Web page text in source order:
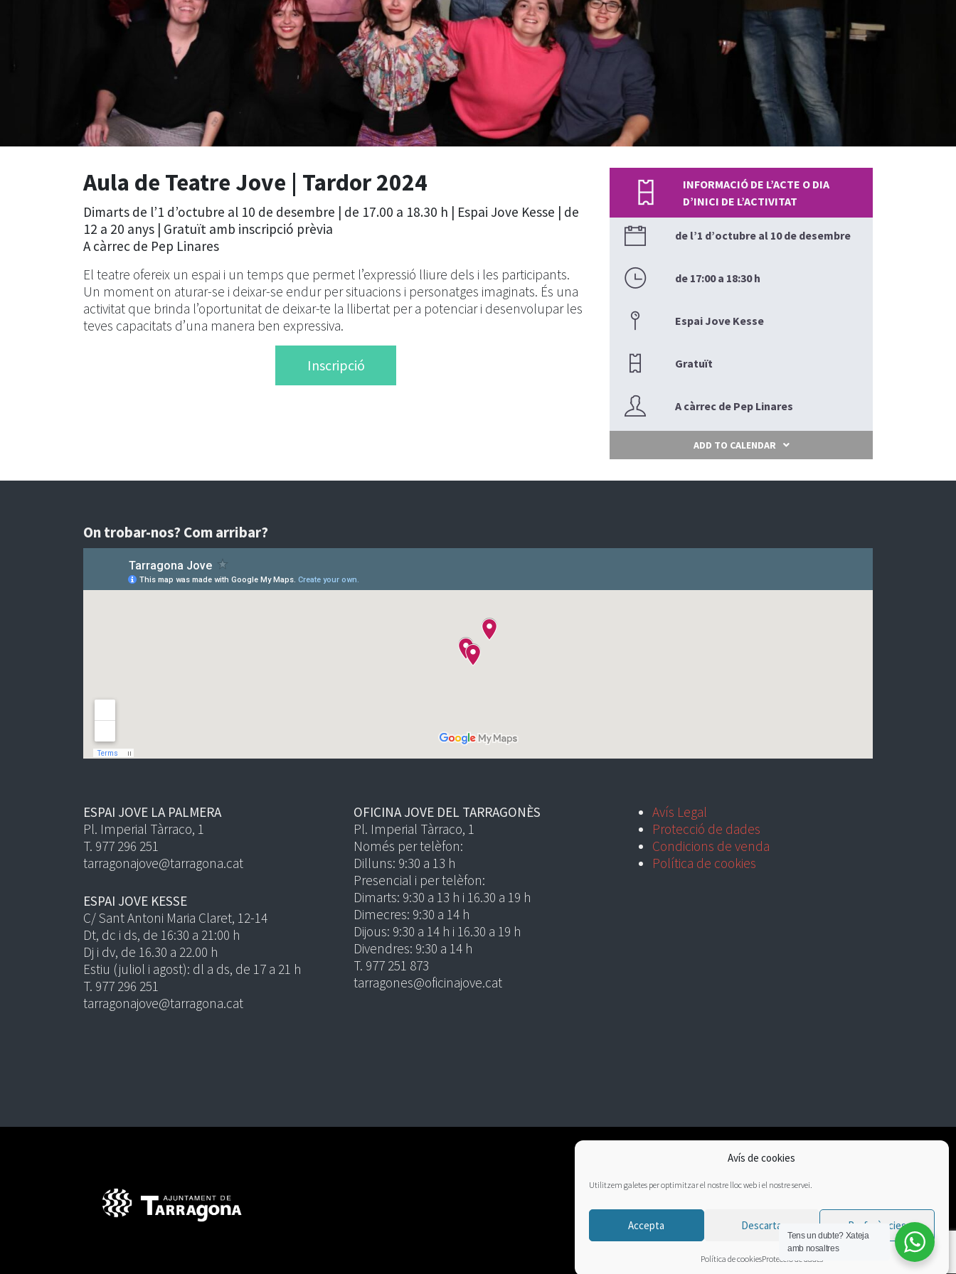
Avís de cookies
Utilitzem galetes per optimitzar el nostre lloc web i el nostre servei.
Accepta Descarta Preferències
Política de cookiesProtecció de dades
Aula de Teatre Jove | Tardor 2024
Dimarts de l’1 d’octubre al 10 de desembre | de 17.00 a 18.30 h | Espai Jove Kesse | de
12 a 20 anys | Gratuït amb inscripció prèvia
A càrrec de Pep Linares
El teatre ofereix un espai i un temps que permet l’expressió lliure dels i les participants.
Un moment on aturar-se i deixar-se endur per situacions i personatges imaginats. És una
activitat que brinda l’oportunitat de deixar-te la llibertat per a potenciar i desenvolupar les
teves capacitats d’una manera ben expressiva.
Inscripció
INFORMACIÓ DE L’ACTE O DIA
D’INICI DE L’ACTIVITAT
de l’1 d’octubre al 10 de desembre
de 17:00 a 18:30 h
Espai Jove Kesse
Gratuït
A càrrec de Pep Linares
ADD TO CALENDAR
On trobar-nos? Com arribar?
ESPAI JOVE LA PALMERA
Pl. Imperial Tàrraco, 1
T. 977 296 251
tarragonajove@tarragona.cat
ESPAI JOVE KESSE
C/ Sant Antoni Maria Claret, 12-14
Dt, dc i ds, de 16:30 a 21:00 h
Dj i dv, de 16.30 a 22.00 h
Estiu (juliol i agost): dl a ds, de 17 a 21 h
T. 977 296 251
tarragonajove@tarragona.cat
OFICINA JOVE DEL TARRAGONÈS
Pl. Imperial Tàrraco, 1
Només per telèfon:
Dilluns: 9:30 a 13 h
Presencial i per telèfon:
Dimarts: 9:30 a 13 h i 16.30 a 19 h
Dimecres: 9:30 a 14 h
Dijous: 9:30 a 14 h i 16.30 a 19 h
Divendres: 9:30 a 14 h
T. 977 251 873
tarragones@oficinajove.cat
Avís Legal
Protecció de dades
Condicions de venda
Política de cookies
Tens un dubte? Xateja
amb nosaltres